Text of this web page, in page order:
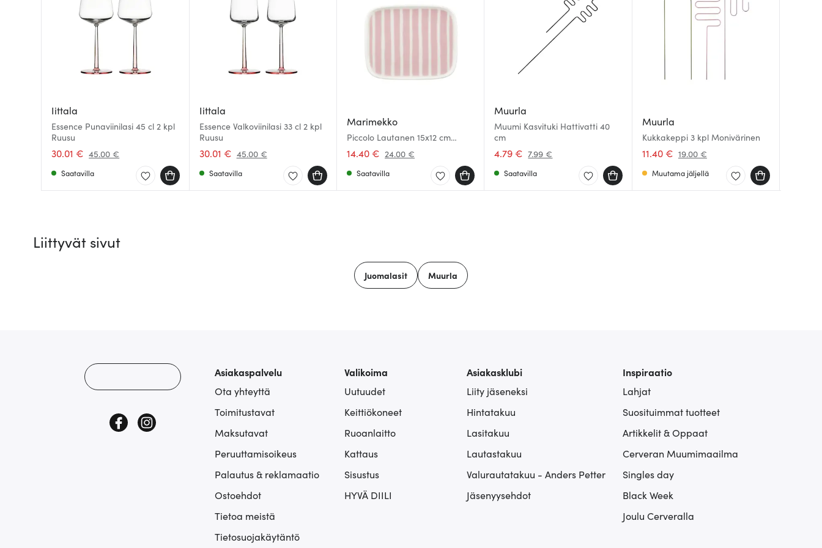
Iittala
Essence Punaviinilasi 45 cl 2 kpl
Ruusu
30.01 € 45.00 €
Saatavilla
Iittala
Essence Valkoviinilasi 33 cl 2 kpl
Ruusu
30.01 € 45.00 €
Saatavilla
Marimekko
Piccolo Lautanen 15x12 cm
Valkoinen/Vaaleanpunainen
14.40 € 24.00 €
Saatavilla
Muurla
Muumi Kasvituki Hattivatti 40
cm
4.79 € 7.99 €
Saatavilla
Muurla
Kukkakeppi 3 kpl Monivärinen
11.40 € 19.00 €
Muutama jäljellä
Liittyvät sivut
Juomalasit Muurla
Asiakaspalvelu
Ota yhteyttä
Toimitustavat
Maksutavat
Peruuttamisoikeus
Palautus & reklamaatio
Ostoehdot
Tietoa meistä
Tietosuojakäytäntö
Valikoima
Uutuudet
Keittiökoneet
Ruoanlaitto
Kattaus
Sisustus
HYVÄ DIILI
Asiakasklubi
Liity jäseneksi
Hintatakuu
Lasitakuu
Lautastakuu
Valurautatakuu - Anders Petter
Jäsenyysehdot
Inspiraatio
Lahjat
Suosituimmat tuotteet
Artikkelit & Oppaat
Cerveran Muumimaailma
Singles day
Black Week
Joulu Cerveralla